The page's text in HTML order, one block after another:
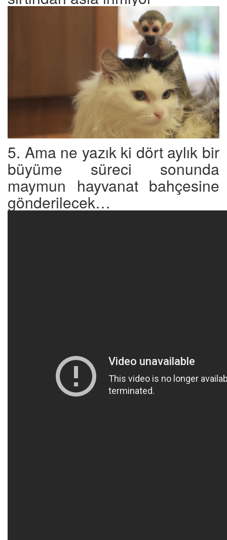
5. Ama ne yazık ki dört aylık bir
büyüme süreci sonunda
maymun hayvanat bahçesine
gönderilecek…